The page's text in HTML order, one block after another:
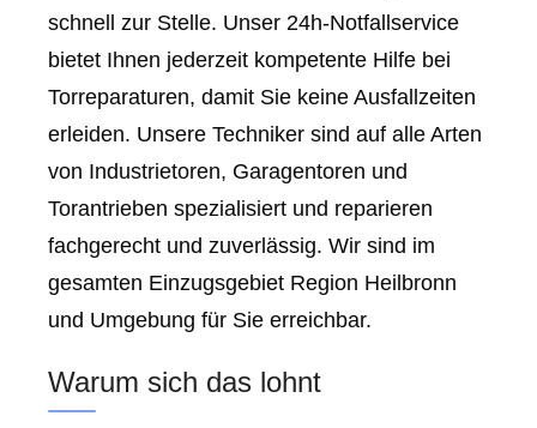
schnell zur Stelle. Unser 24h-Notfallservice
bietet Ihnen jederzeit kompetente Hilfe bei
Torreparaturen, damit Sie keine Ausfallzeiten
erleiden. Unsere Techniker sind auf alle Arten
von Industrietoren, Garagentoren und
Torantrieben spezialisiert und reparieren
fachgerecht und zuverlässig. Wir sind im
gesamten Einzugsgebiet Region Heilbronn
und Umgebung für Sie erreichbar.
Warum sich das lohnt